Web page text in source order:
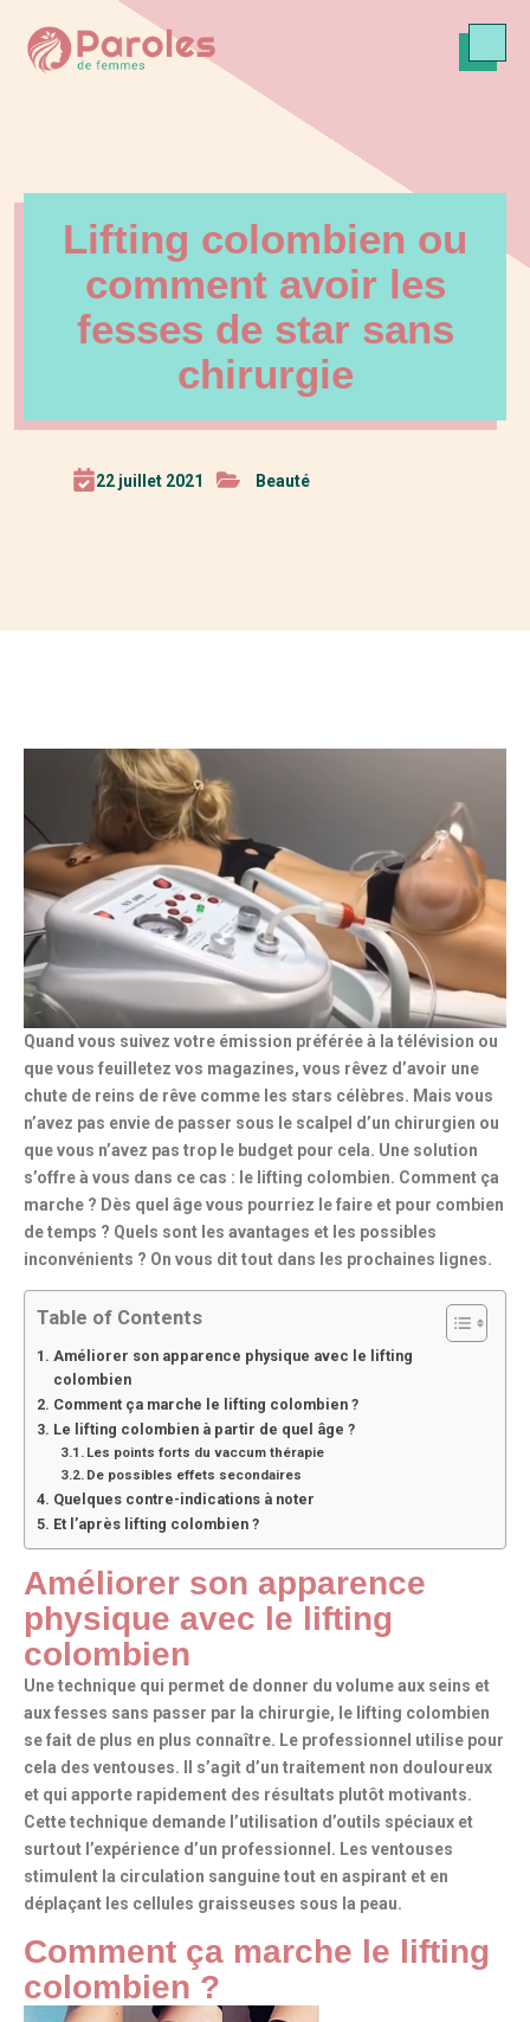
Lifting colombien ou
comment avoir les
fesses de star sans
chirurgie
22 juillet 2021 Beauté
Quand vous suivez votre émission préférée à la télévision ou
que vous feuilletez vos magazines, vous rêvez d’avoir une
chute de reins de rêve comme les stars célèbres. Mais vous
n’avez pas envie de passer sous le scalpel d’un chirurgien ou
que vous n’avez pas trop le budget pour cela. Une solution
s’offre à vous dans ce cas : le lifting colombien. Comment ça
marche ? Dès quel âge vous pourriez le faire et pour combien
de temps ? Quels sont les avantages et les possibles
inconvénients ? On vous dit tout dans les prochaines lignes.
Table of Contents
Améliorer son apparence physique avec le lifting
colombien
Comment ça marche le lifting colombien ?
Le lifting colombien à partir de quel âge ?
Les points forts du vaccum thérapie
De possibles effets secondaires
Quelques contre-indications à noter
Et l’après lifting colombien ?
Améliorer son apparence
physique avec le lifting
colombien
Une technique qui permet de donner du volume aux seins et
aux fesses sans passer par la chirurgie, le lifting colombien
se fait de plus en plus connaître. Le professionnel utilise pour
cela des ventouses. Il s’agit d’un traitement non douloureux
et qui apporte rapidement des résultats plutôt motivants.
Cette technique demande l’utilisation d’outils spéciaux et
surtout l’expérience d’un professionnel. Les ventouses
stimulent la circulation sanguine tout en aspirant et en
déplaçant les cellules graisseuses sous la peau.
Comment ça marche le lifting
colombien ?